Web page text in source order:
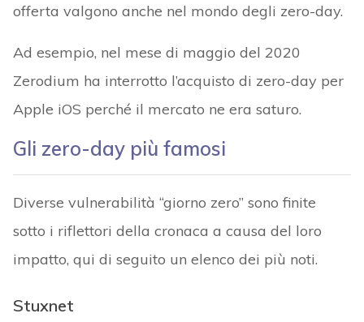
offerta valgono anche nel mondo degli zero-day.
Ad esempio, nel mese di maggio del 2020
Zerodium ha interrotto l’acquisto di zero-day per
Apple iOS perché il mercato ne era saturo.
Gli zero-day più famosi
Diverse vulnerabilità “giorno zero” sono finite
sotto i riflettori della cronaca a causa del loro
impatto, qui di seguito un elenco dei più noti.
Stuxnet